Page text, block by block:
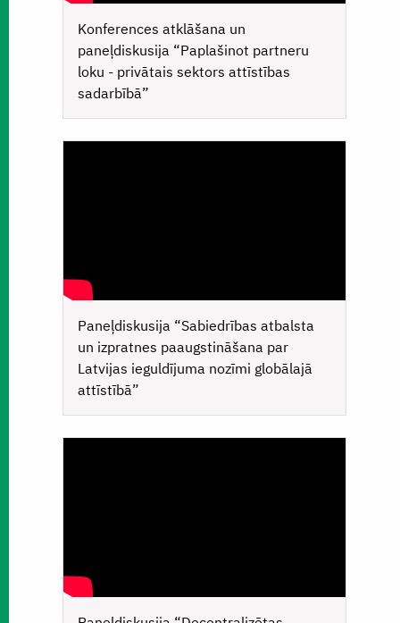
Konferences atklāšana un
paneļdiskusija “Paplašinot partneru
loku - privātais sektors attīstības
sadarbībā”
Paneļdiskusija “Sabiedrības atbalsta
un izpratnes paaugstināšana par
Latvijas ieguldījuma nozīmi globālajā
attīstībā”